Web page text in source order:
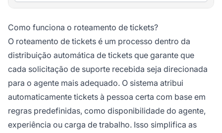
Como funciona o roteamento de tickets?
O roteamento de tickets é um processo dentro da
distribuição automática de tickets que garante que
cada solicitação de suporte recebida seja direcionada
para o agente mais adequado. O sistema atribui
automaticamente tickets à pessoa certa com base em
regras predefinidas, como disponibilidade do agente,
experiência ou carga de trabalho. Isso simplifica as